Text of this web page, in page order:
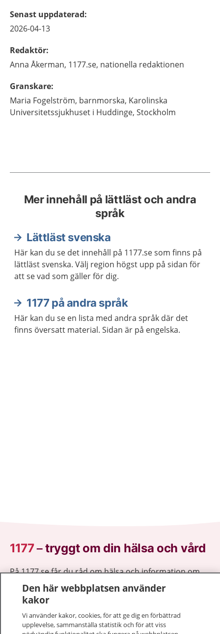
Senast uppdaterad:
2026-04-13
Redaktör:
Anna Åkerman, 1177.se, nationella redaktionen
Granskare:
Maria Fogelström, barnmorska, Karolinska
Universitetssjukhuset i Huddinge, Stockholm
Mer innehåll på lättläst och andra
språk
Lättläst svenska
Här kan du se det innehåll på 1177.se som finns på
lättläst svenska. Välj region högst upp på sidan för
att se vad som gäller för dig.
1177 på andra språk
Här kan du se en lista med andra språk där det
finns översatt material. Sidan är på engelska.
1177–tryggt om din hälsa och vård
På 1177.se får du råd om hälsa och information om
sjukdomar och vilka mottagningar du kan kontakta.
Logga in för att läsa din journal och göra dina
vårdärenden. Ring telefonnummer 1177 för
sjukvårdsrådgivning dygnet runt.
1177 ger dig råd när du vill må bättre.
Den här webbplatsen använder
kakor
Vi använder kakor, cookies, för att ge dig en förbättrad
upplevelse, sammanställa statistik och för att viss